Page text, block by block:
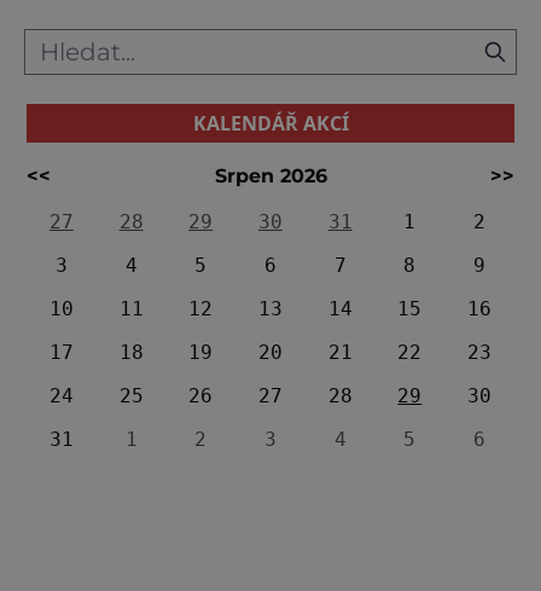
KALENDÁŘ AKCÍ
<< Srpen 2026
>>
27
28 29 30 31 1
2
3
4 5 6 7 8
9
10
11 12 13 14 15
16
17
18 19 20 21 22
23
24
25 26 27 28 29
30
31
1 2 3 4 5 6